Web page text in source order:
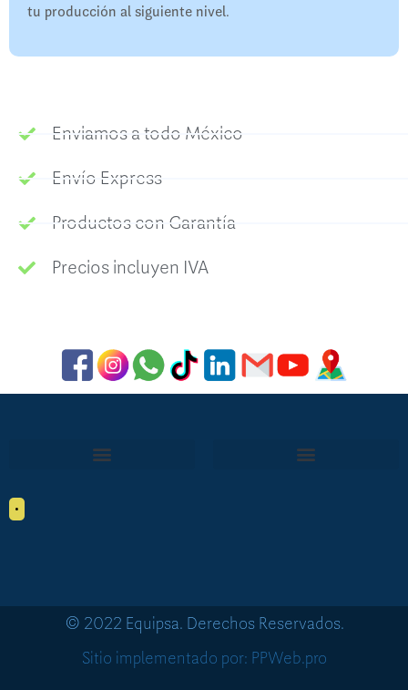
tu producción al siguiente nivel.
Enviamos a todo México
Envío Express
Productos con Garantía
Precios incluyen IVA
•
© 2022 Equipsa. Derechos Reservados.
Sitio implementado por: PPWeb.pro